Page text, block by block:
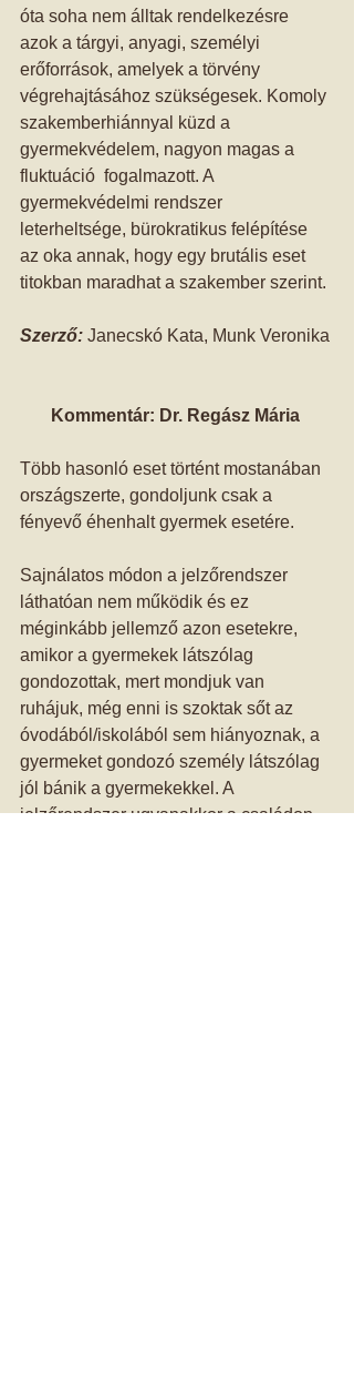
óta soha nem álltak rendelkezésre
azok a tárgyi, anyagi, személyi
erőforrások, amelyek a törvény
végrehajtásához szükségesek. Komoly
szakemberhiánnyal küzd a
gyermekvédelem, nagyon magas a
fluktuáció  fogalmazott. A
gyermekvédelmi rendszer
leterheltsége, bürokratikus felépítése
az oka annak, hogy egy brutális eset
titokban maradhat a szakember szerint.
Szerző: Janecskó Kata, Munk Veronika
Kommentár: Dr. Regász Mária
Több hasonló eset történt mostanában
országszerte, gondoljunk csak a
fényevő éhenhalt gyermek esetére.
Sajnálatos módon a jelzőrendszer
láthatóan nem működik és ez
méginkább jellemző azon esetekre,
amikor a gyermekek látszólag
gondozottak, mert mondjuk van
ruhájuk, még enni is szoktak sőt az
óvodából/iskolából sem hiányoznak, a
gyermeket gondozó személy látszólag
jól bánik a gyermekekkel. A
jelzőrendszer ugyanakkor a családon